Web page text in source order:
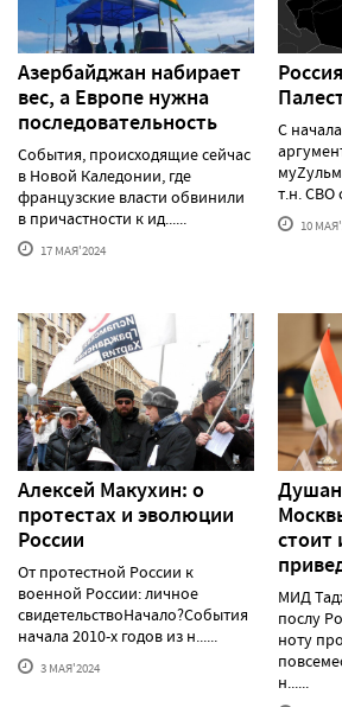
Азербайджан набирает
вес, а Европе нужна
последовательность
События, происходящие сейчас
в Новой Каледонии, где
французские власти обвинили
в причастности к ид......
17 МАЯ'2024
С
т.н. СВО
10
Алексей Макуxин: о
протестаx и эволюции
России
От протестной России к
военной России: личное
свидетельствоНачало?События
начала 2010-х годов из н......
3 МАЯ'2024
стоит
МИД
послу
ноту
н......